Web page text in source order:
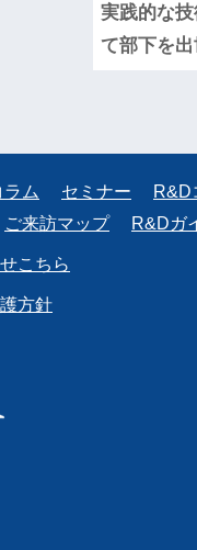
実践的な
て部下を出
ラム セミナー
R&D
ご来訪マップ R&Dガ
こちら
方針